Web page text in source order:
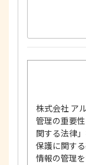
株式会社 ア
管理の重要
関する法律
保護に関す
情報の管理を